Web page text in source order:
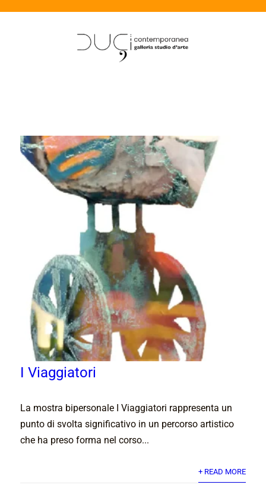
I Viaggiatori
La mostra bipersonale I Viaggiatori rappresenta un
punto di svolta significativo in un percorso artistico
che ha preso forma nel corso...
+ READ MORE